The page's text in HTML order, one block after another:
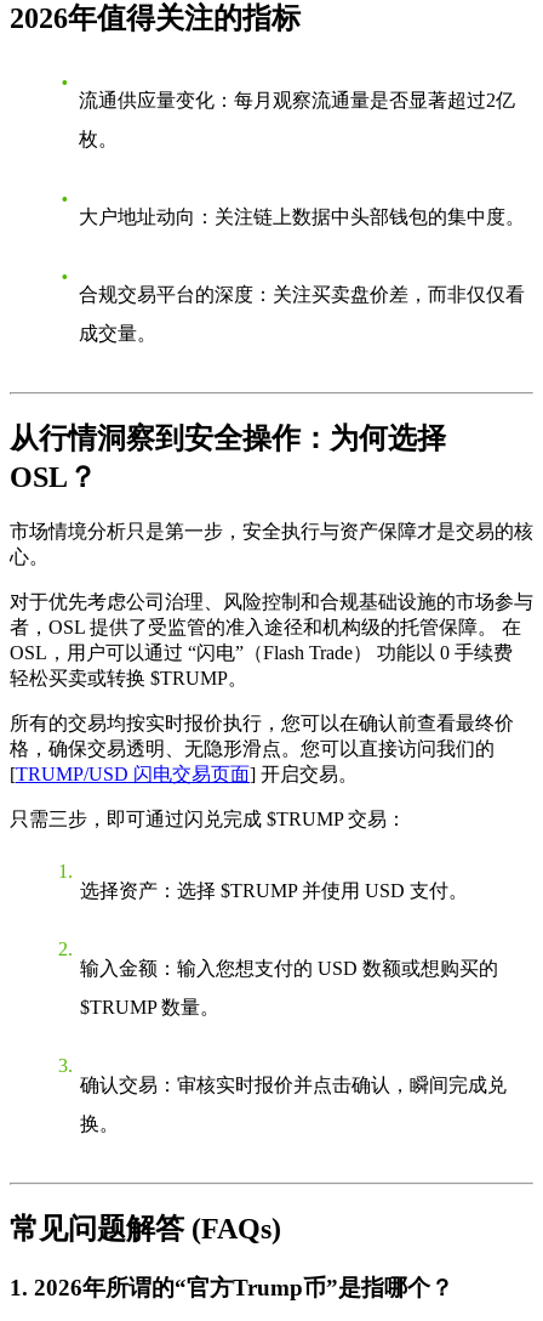
2026年值得关注的指标
流通供应量变化 ：每月观察流通量是否显著超过2亿
枚。
大户地址动向 ：关注链上数据中头部钱包的集中度。
合规交易平台的深度 ：关注买卖盘价差，而非仅仅看
成交量。
从行情洞察到安全操作：为何选择
OSL？
市场情境分析只是第一步， 安全执行与资产保障才是交易的核
心。
对于优先考虑公司治理、风险控制和合规基础设施的市场参与
者， OSL 提供了受监管的准入途径和机构级的托管保障。
在
OSL，用户可以通过 “闪电”（Flash Trade） 功能以 0 手续费
轻松买卖或转换 $TRUMP。
所有的交易均按实时报价执行，您可以在确认前查看最终价
格，确保交易透明、无隐形滑点。您可以直接访问我们的
[TRUMP/USD 闪电交易页面] 开启交易。
只需三步，即可通过闪兑完成 $TRUMP 交易：
选择资产 ：选择 $TRUMP 并使用 USD 支付。
输入金额 ：输入您想支付的 USD 数额或想购买的
$TRUMP 数量。
确认交易 ：审核实时报价并点击确认，瞬间完成兑
换。
常见问题解答 (FAQs)
1. 2026年所谓的“官方Trump币”是指哪个？